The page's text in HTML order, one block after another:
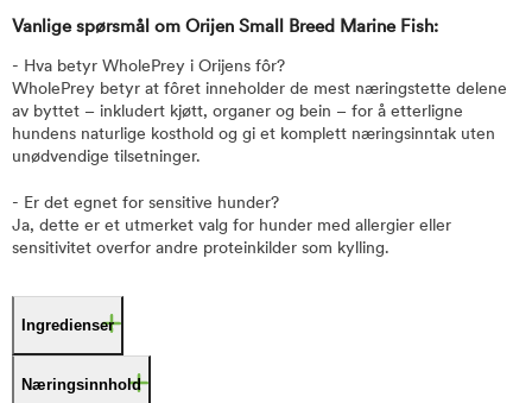
Vanlige spørsmål om Orijen Small Breed Marine Fish:
- Hva betyr WholePrey i Orijens fôr?
WholePrey betyr at fôret inneholder de mest næringstette delene
av byttet – inkludert kjøtt, organer og bein – for å etterligne
hundens naturlige kosthold og gi et komplett næringsinntak uten
unødvendige tilsetninger.
- Er det egnet for sensitive hunder?
Ja, dette er et utmerket valg for hunder med allergier eller
sensitivitet overfor andre proteinkilder som kylling.
Ingredienser
Næringsinnhold